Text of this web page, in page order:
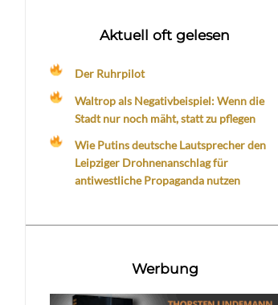
Aktuell oft gelesen
Der Ruhrpilot
Waltrop als Negativbeispiel: Wenn die
Stadt nur noch mäht, statt zu pflegen
Wie Putins deutsche Lautsprecher den
Leipziger Drohnenanschlag für
antiwestliche Propaganda nutzen
Werbung